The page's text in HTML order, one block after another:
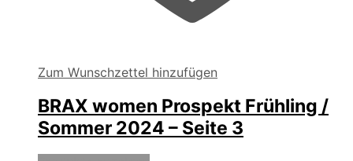
Zum Wunschzettel hinzufügen
BRAX women Prospekt Frühling /
Sommer 2024 – Seite 3